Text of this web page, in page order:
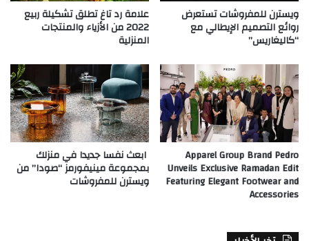
ويسترن للمفروشات تستعرض
روائع التصميم الإيطالي مع
“كاليغاريس”
علامة رد تاغ تطلق تشكيلة ربيع
2022 من الأزياء والمنتجات
المنزلية
Apparel Group Brand Pedro
Unveils Exclusive Ramadan Edit
Featuring Elegant Footwear and
Accessories
ابعث نفسا جديدا في منزلك
بمجموعة مينيفورمز “صودا” من
ويسترن للمفروشات